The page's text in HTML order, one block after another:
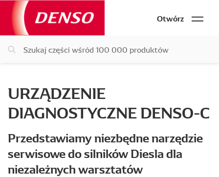
Otwórz
URZĄDZENIE
DIAGNOSTYCZNE DENSO-C
Przedstawiamy niezbędne narzędzie
serwisowe do silników Diesla dla
niezależnych warsztatów